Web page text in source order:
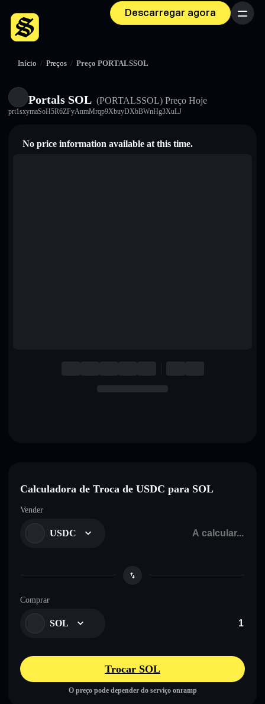
Descarregar agora Menu
Início / Preços / Preço PORTALSSOL
Portals SOL (PORTALSSOL) Preço Hoje
prt1sxymaSoH5R6ZFyAnmMrqp9XbuyDXbBWnHg3XuLJ
No price information available at this time.
Calculadora de Troca de USDC para SOL
Vender
USDC
Comprar
SOL
Trocar SOL
O preço pode depender do serviço onramp